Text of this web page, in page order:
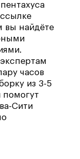
вы найдёте
часов
из 3-5
помогут
Сити